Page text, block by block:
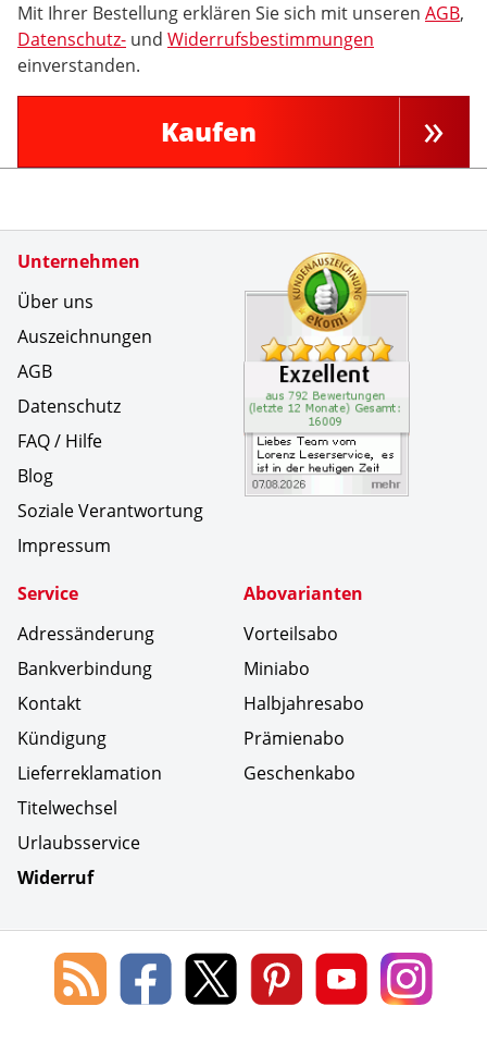
Mit Ihrer Bestellung erklären Sie sich mit unseren AGB,
Datenschutz- und Widerrufsbestimmungen
einverstanden.
Kaufen
Unternehmen
Über uns
Auszeichnungen
AGB
Datenschutz
FAQ / Hilfe
Blog
Soziale Verantwortung
Impressum
Service
Adressänderung
Bankverbindung
Kontakt
Kündigung
Lieferreklamation
Titelwechsel
Urlaubsservice
Widerruf
Abovarianten
Vorteilsabo
Miniabo
Halbjahresabo
Prämienabo
Geschenkabo
Zertifikate
Social Media
Blog
des
Lorenz
Leserservice
Lorenz
Leserservice
Lorenz
Leserservice
Lorenz
Leserservice
Lorenz